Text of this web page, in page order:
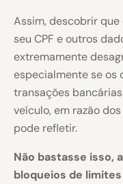
Assim, descobrir
seu CPF e outros
extremamente
especialmente se os
transações
veículo, em razão
pode refletir.
Não bastasse isso,
bloqueios de